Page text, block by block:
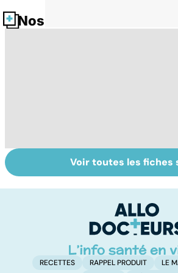
Nos fiches santé
Comment
maîtriser le
Voir toutes les fiches
RECETTES RAPPEL PRODUIT
LE